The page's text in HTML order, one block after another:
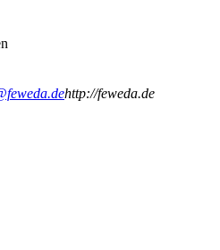
http://feweda.de